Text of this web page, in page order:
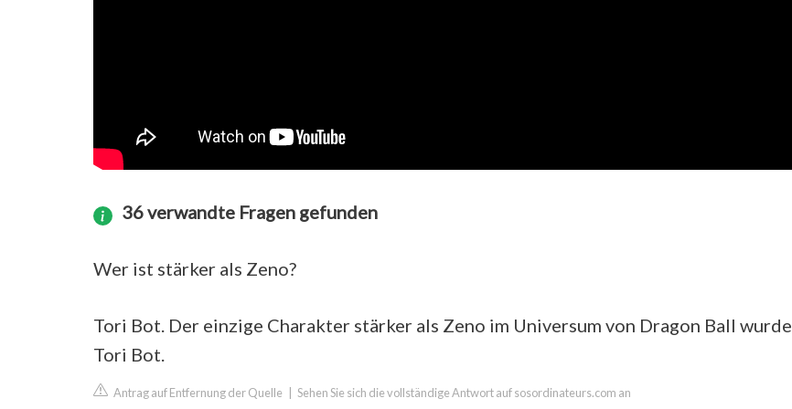
36 verwandte Fragen gefunden
Wer ist stärker als Zeno?
Tori Bot. Der einzige Charakter stärker als Zeno im Universum von Dragon Ball wurde
Tori Bot.
Antrag auf Entfernung der Quelle Sehen Sie sich die vollständige Antwort auf sosordinateurs.com an